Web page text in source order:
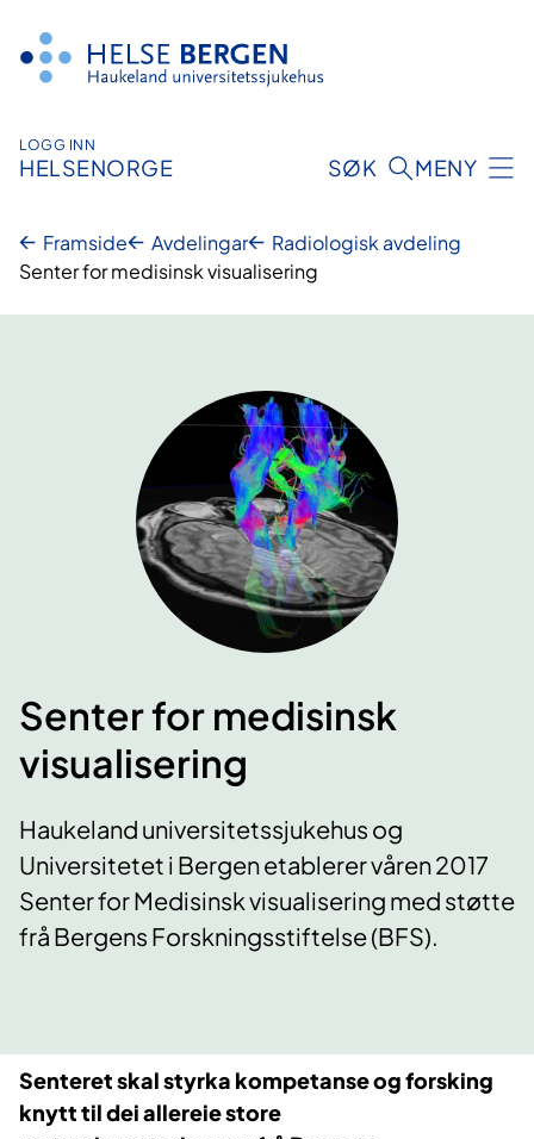
innhald
LOGG INN
HELSENORGE SØK MENY
Framside Avdelingar
Radiologisk avdeling
Senter for medisinsk visualisering
Senter for medisinsk
visualisering
Haukeland universitetssjukehus og
Universitetet i Bergen etablerer våren 2017
Senter for Medisinsk visualisering med støtte
frå Bergens Forskningsstiftelse (BFS).
Senteret skal styrka kompetanse og forsking
knytt til dei allereie store